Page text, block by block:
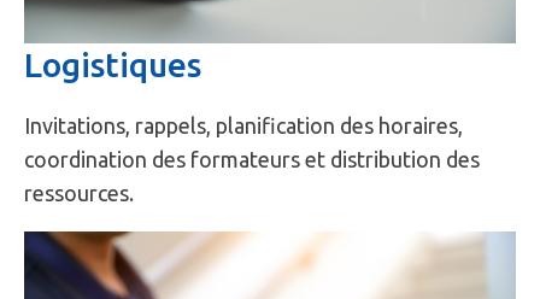
Logistiques
Invitations, rappels, planification des horaires,
coordination des formateurs et distribution des
ressources.